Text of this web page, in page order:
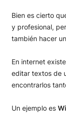
Bien es cierto
y profesional,
también hacer
En internet
editar textos de
encontrarlos
Un ejemplo es